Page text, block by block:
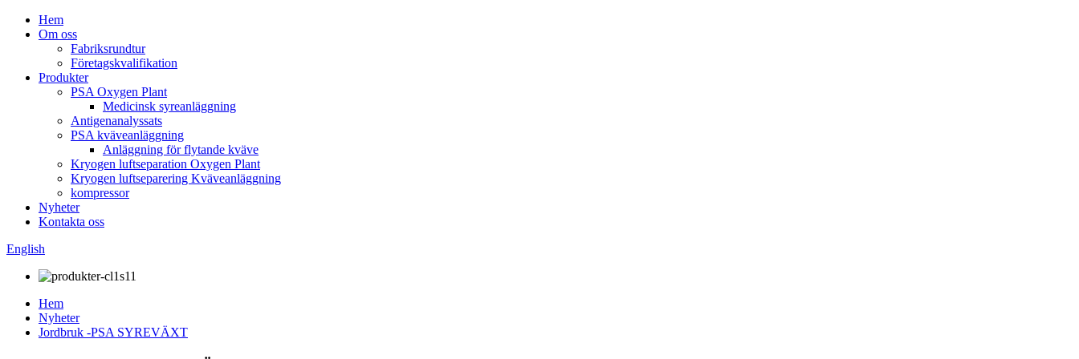
Hem
Om oss
Fabriksrundtur
Företagskvalifikation
Produkter
PSA Oxygen Plant
Medicinsk syreanläggning
Antigenanalyssats
PSA kväveanläggning
Anläggning för flytande kväve
Kryogen luftseparation Oxygen Plant
Kryogen luftseparering Kväveanläggning
kompressor
Nyheter
Kontakta oss
English
Hem
Nyheter
Jordbruk -PSA SYREVÄXT